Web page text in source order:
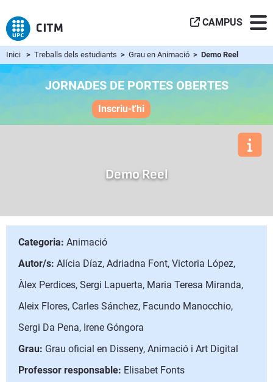
CAMPUS
Inici > Treballs dels estudiants > Grau en Animació > Demo Reel
JORNADES DE PORTES OBERTES
Inscriu-t'hi
Demo Reel
Categoria: Animació
Autor/s: Alícia Díaz, Adriadna Font, Victoria López,
Àlex Perdices, Sergi Lapuerta, Maria Teresa Miranda,
Aleix Flores, Carles Sánchez, Facundo Manocchio,
Sergi Da Pena, Irene Góngora
Grau: Grau oficial en Disseny, Animació i Art Digital
Professor responsable: Elisabet Fonts